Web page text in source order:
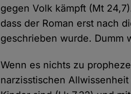
gegen Volk kämpft (Mt
dass der Roman erst nach
geschrieben wurde. Dumm
Wenn es nichts zu
narzisstischen